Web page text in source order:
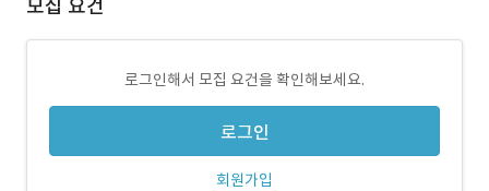
모집 요건
로그인해서 모집 요건을 확인해보세요.
로그인
회원가입